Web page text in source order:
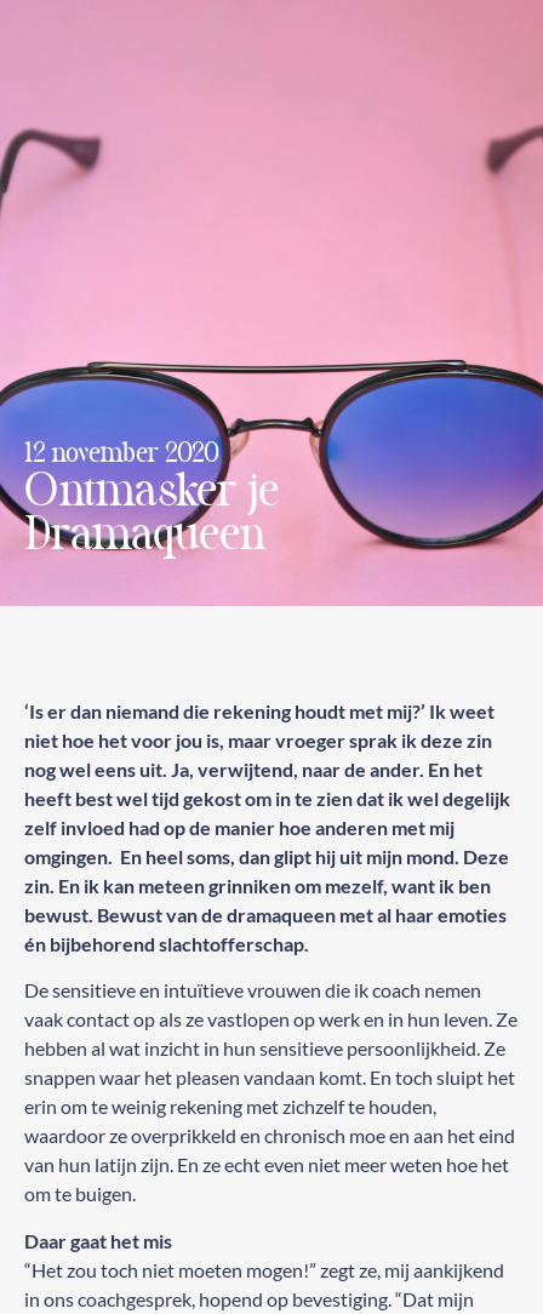
12 november 2020
Ontmasker je
Dramaqueen
‘Is er dan niemand die rekening houdt met mij?’ Ik weet
niet hoe het voor jou is, maar vroeger sprak ik deze zin
nog wel eens uit. Ja, verwijtend, naar de ander. En het
heeft best wel tijd gekost om in te zien dat ik wel degelijk
zelf invloed had op de manier hoe anderen met mij
omgingen. En heel soms, dan glipt hij uit mijn mond. Deze
zin. En ik kan meteen grinniken om mezelf, want ik ben
bewust. Bewust van de dramaqueen met al haar emoties
én bijbehorend slachtofferschap.
De sensitieve en intuïtieve vrouwen die ik coach nemen
vaak contact op als ze vastlopen op werk en in hun leven. Ze
hebben al wat inzicht in hun sensitieve persoonlijkheid. Ze
snappen waar het pleasen vandaan komt. En toch sluipt het
erin om te weinig rekening met zichzelf te houden,
waardoor ze overprikkeld en chronisch moe en aan het eind
van hun latijn zijn. En ze echt even niet meer weten hoe het
om te buigen.
Daar gaat het mis
“Het zou toch niet moeten mogen!” zegt ze, mij aankijkend
in ons coachgesprek, hopend op bevestiging. “Dat mijn